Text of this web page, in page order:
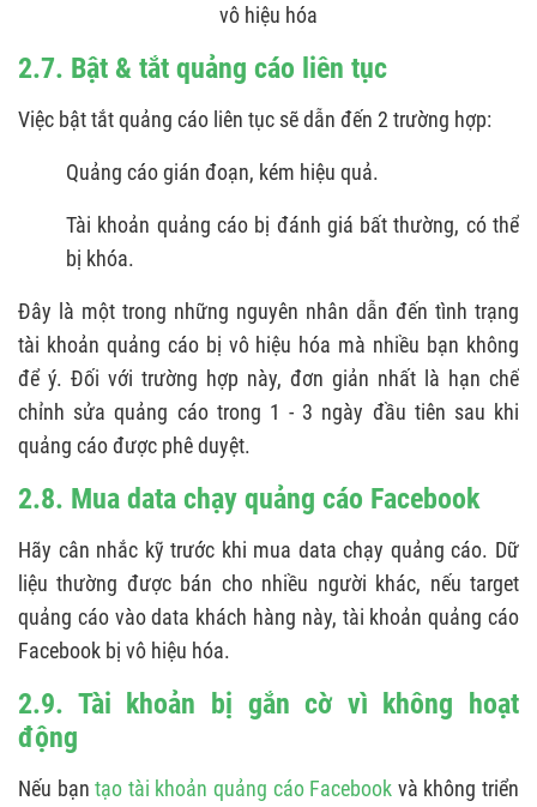
vô hiệu hóa
2.7. Bật & tắt quảng cáo liên tục
Việc bật tắt quảng cáo liên tục sẽ dẫn đến 2 trường hợp:
Quảng cáo gián đoạn, kém hiệu quả.
Tài khoản quảng cáo bị đánh giá bất thường, có thể
bị khóa.
Đây là một trong những nguyên nhân dẫn đến tình trạng
tài khoản quảng cáo bị vô hiệu hóa mà nhiều bạn không
để ý. Đối với trường hợp này, đơn giản nhất là hạn chế
chỉnh sửa quảng cáo trong 1 - 3 ngày đầu tiên sau khi
quảng cáo được phê duyệt.
2.8. Mua data chạy quảng cáo Facebook
Hãy cân nhắc kỹ trước khi mua data chạy quảng cáo. Dữ
liệu thường được bán cho nhiều người khác, nếu target
quảng cáo vào data khách hàng này, tài khoản quảng cáo
Facebook bị vô hiệu hóa.
2.9. Tài khoản bị gắn cờ vì không hoạt
động
Nếu bạntạo tài khoản quảng cáo Facebook và không triển